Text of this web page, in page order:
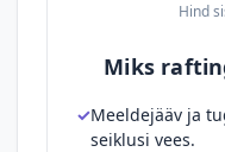
Hind
Miks
Meeldejääv ja
seiklusi vees.